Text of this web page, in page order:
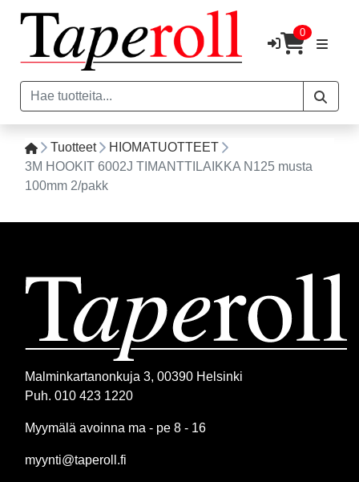
0
Tuotteet
HIOMATUOTTEET
3M HOOKIT 6002J TIMANTTILAIKKA N125 musta
100mm 2/pakk
Malminkartanonkuja 3, 00390 Helsinki
Puh. 010 423 1220
Myymälä avoinna ma - pe 8 - 16
myynti@taperoll.fi